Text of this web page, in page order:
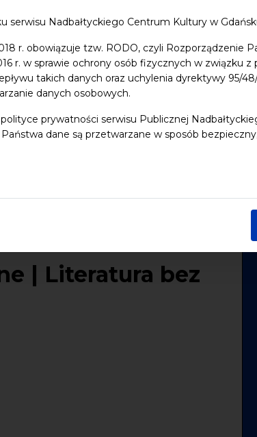
serwisu Nadbałtyckiego Centrum Kultury w
r. obowiązuje tzw. RODO, czyli Rozporządzenie
r. w sprawie ochrony osób fizycznych w związku
takich danych oraz uchylenia dyrektywy 95/
danych osobowych.
prywatności serwisu Publicznej
dane są przetwarzane w sposób
| Literatura bez